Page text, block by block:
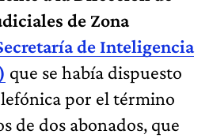
de Zona
de Inteligencia
que se había dispuesto
por el término
de dos abonados, que